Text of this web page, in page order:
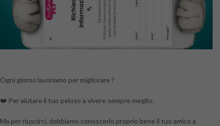
Ogni giorno lavoriamo per migliorare ?
❤️ Per aiutare il tuo peloso a vivere sempre meglio.
Ma per riuscirci, dobbiamo conoscerlo proprio bene il tuo amico a